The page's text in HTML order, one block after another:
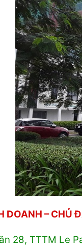
DOANH – CHỦ
28, TTTM Le